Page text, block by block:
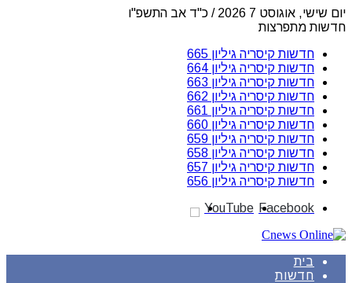
יום שישי, אוגוסט 7 2026 / כ"ד אב התשפ"ו
חדשות מתפרצות
חדשות קיסריה גיליון 665
חדשות קיסריה גיליון 664
חדשות קיסריה גיליון 663
חדשות קיסריה גיליון 662
חדשות קיסריה גיליון 661
חדשות קיסריה גיליון 660
חדשות קיסריה גיליון 659
חדשות קיסריה גיליון 658
חדשות קיסריה גיליון 657
חדשות קיסריה גיליון 656
Facebook
YouTube
בית
חדשות